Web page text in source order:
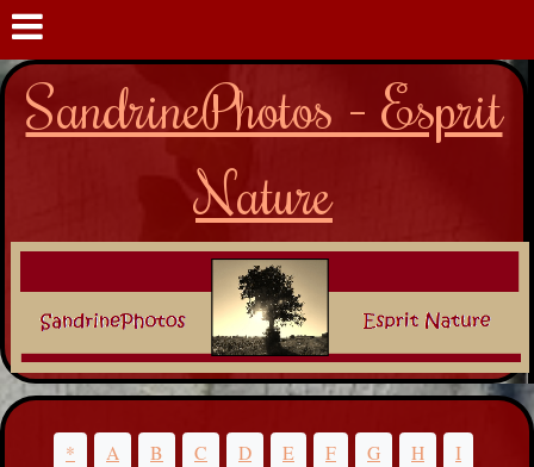
SandrinePhotos - Esprit
Nature
* A B C D E F G H I